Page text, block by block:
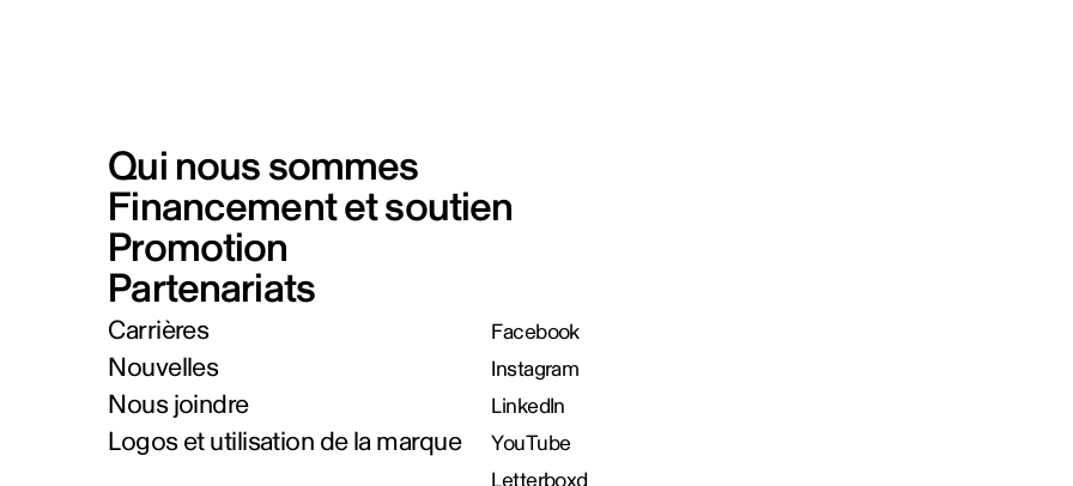
Qui nous sommes
Financement et soutien
Promotion
Partenariats
Carrières
Nouvelles
Nous joindre
Logos et utilisation de la marque
Facebook
Instagram
LinkedIn
YouTube
Letterboxd